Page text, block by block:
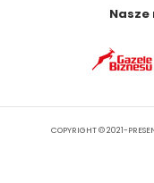
Nasze
COPYRIGHT © 2021-